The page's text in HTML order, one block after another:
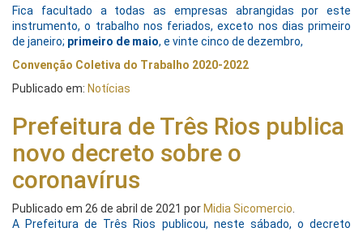
Fica facultado a todas as empresas abrangidas por este
instrumento, o trabalho nos feriados, exceto nos dias primeiro
de janeiro; primeiro de maio, e vinte cinco de dezembro,
Convenção Coletiva do Trabalho 2020-2022
Publicado em: Notícias
Prefeitura de Três Rios publica
novo decreto sobre o
coronavírus
Publicado em 26 de abril de 2021 por Midia Sicomercio.
A Prefeitura de Três Rios publicou, neste sábado, o decreto